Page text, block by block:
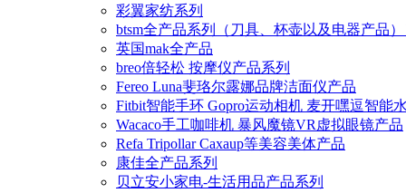
彩翼家纺系列
btsm全产品系列（刀具、杯壶以及电器产品）
英国mak全产品
breo倍轻松 按摩仪产品系列
Fereo Luna斐珞尔露娜品牌洁面仪产品
Fitbit智能手环 Gopro运动相机 麦开嘿逗智能
Wacaco手工咖啡机 暴风魔镜VR虚拟眼镜产品
Refa Tripollar Caxaup等美容美体产品
康佳全产品系列
贝立安小家电-生活用品产品系列